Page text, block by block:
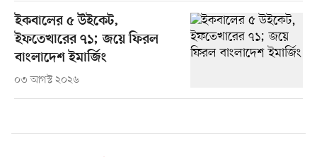
ইকবালের ৫ উইকেট,
ইফতেখারের ৭১; জয়ে ফিরল
বাংলাদেশ ইমার্জিং
০৩ আগস্ট ২০২৬